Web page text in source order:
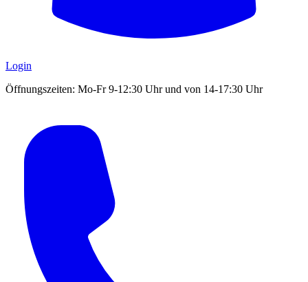
Login
Öffnungszeiten: Mo-Fr 9-12:30 Uhr und von 14-17:30 Uhr